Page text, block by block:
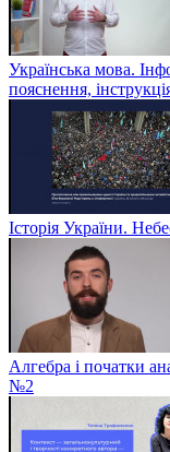
Українська мова.
пояснення,
Історія України.
Алгебра і початки
№2